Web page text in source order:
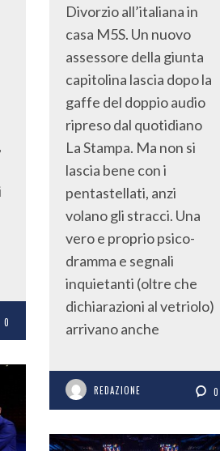
0
Divorzio all’italiana in
casa M5S. Un nuovo
assessore della giunta
capitolina lascia dopo la
gaffe del doppio audio
ripreso dal quotidiano
La Stampa. Ma non si
lascia bene con i
pentastellati, anzi
volano gli stracci. Una
vero e proprio psico-
dramma e segnali
inquietanti (oltre che
dichiarazioni al vetriolo)
arrivano anche
REDAZIONE 0